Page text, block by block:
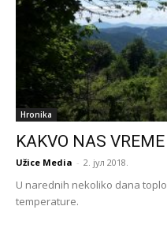
Hronika
KAKVO NAS
Užice Media - 2. јул 2018.
U narednih nekoliko dana
temperature.